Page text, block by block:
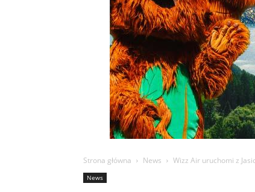
Strona główna News Wizz Air uruchomi z
News